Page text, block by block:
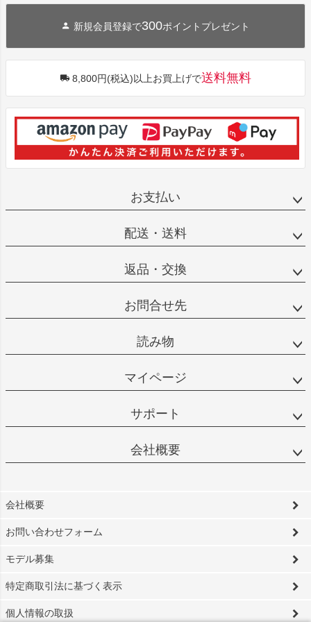
新規会員登録で300ポイントプレゼント
8,800円(税込)以上お買上げで送料無料
お支払い
配送・送料
返品・交換
お問合せ先
読み物
マイページ
サポート
会社概要
会社概要
お問い合わせフォーム
モデル募集
特定商取引法に基づく表示
個人情報の取扱